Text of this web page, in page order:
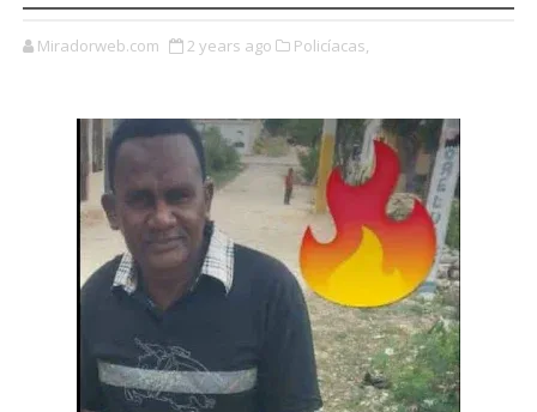
Miradorweb.com 2 years ago Policíacas,